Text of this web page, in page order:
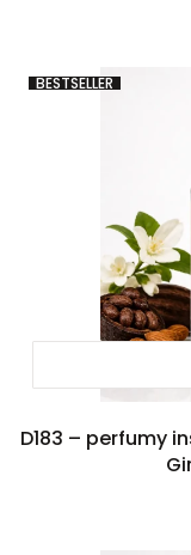
BESTSELLER
D183 – perfumy